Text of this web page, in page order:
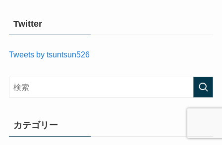
Twitter
Tweets by tsuntsun526
カテゴリー